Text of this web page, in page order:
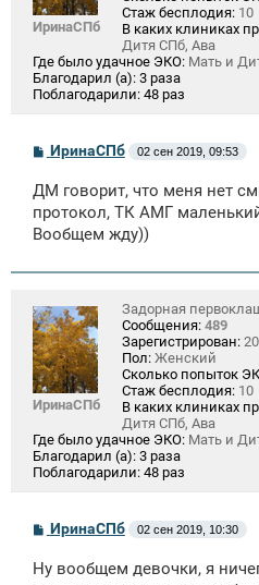
ИринаСПб
Стаж бесплодия: 10
В каких клиниках
Дитя СПб, Ава
Где было удачное ЭКО: Мать и
Благодарил (а): 3 раза
Поблагодарили: 48 раз
С
б
щ
е
н
е
ИринаСПб 02 сен 2019, 09:53
ДМ говорит, что меня нет
протокол, ТК АМГ
Вообщем жду))
ИринаСПб
Задорная
Сообщения: 489
Зарегистрирован:
Пол: Женский
Сколько попыток
Стаж бесплодия: 10
В каких клиниках
Дитя СПб, Ава
Где было удачное ЭКО: Мать и
Благодарил (а): 3 раза
Поблагодарили: 48 раз
С
б
ИринаСПб 02 сен 2019, 10:30
Ну вообщем девочки, я